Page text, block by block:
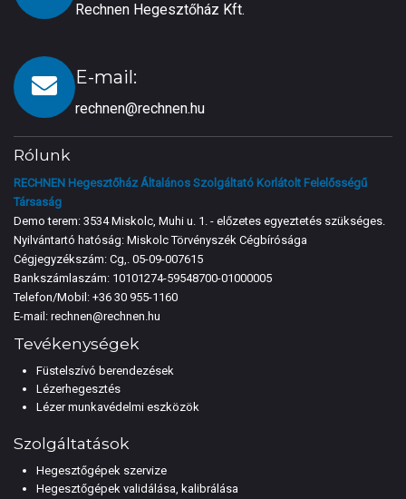
Rechnen Hegesztőház Kft.
E-mail:
rechnen@rechnen.hu
Rólunk
RECHNEN Hegesztőház Általános Szolgáltató Korlátolt Felelősségű
Társaság
Demo terem: 3534 Miskolc, Muhi u. 1. - előzetes egyeztetés szükséges.
Nyilvántartó hatóság: Miskolc Törvényszék Cégbírósága
Cégjegyzékszám: Cg,. 05-09-007615
Bankszámlaszám: 10101274-59548700-01000005
Telefon/Mobil: +36 30 955-1160
E-mail: rechnen@rechnen.hu
Tevékenységek
Füstelszívó berendezések
Lézerhegesztés
Lézer munkavédelmi eszközök
Szolgáltatások
Hegesztőgépek szervize
Hegesztőgépek validálása, kalibrálása